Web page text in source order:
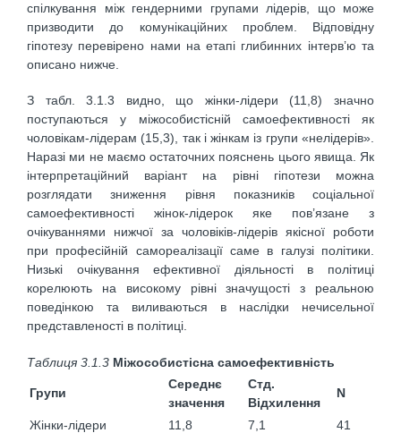
спілкування між гендерними групами лідерів, що може
призводити до комунікаційних проблем. Відповідну
гіпотезу перевірено нами на етапі глибинних інтерв’ю та
описано нижче.
З табл. 3.1.3 видно, що жінки-лідери (11,8) значно
поступаються у міжособистісній самоефективності як
чоловікам-лідерам (15,3), так і жінкам із групи «нелідерів».
Наразі ми не маємо остаточних пояснень цього явища. Як
інтерпретаційний варіант на рівні гіпотези можна
розглядати зниження рівня показників соціальної
самоефективності жінок-лідерок яке пов’язане з
очікуваннями нижчої за чоловіків-лідерів якісної роботи
при професійній самореалізації саме в галузі політики.
Низькі очікування ефективної діяльності в політиці
корелюють на високому рівні значущості з реальною
поведінкою та виливаються в наслідки нечисельної
представленості в політиці.
Таблиця 3.1.3 Міжособистісна самоефективність
Групи
Середнє
значення
Стд.
Відхилення
N
Жінки-лідери 11,8 7,1
41